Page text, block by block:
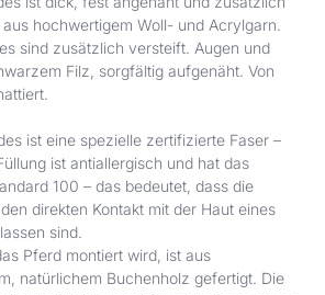
hochwertigem Woll- und Acrylgarn.
sind zusätzlich versteift. Augen und
Filz, sorgfältig aufgenäht. Von
ist eine spezielle zertifizierte Faser –
ist antiallergisch und hat das
100 – das bedeutet, dass die
direkten Kontakt mit der Haut eines
sind.
Pferd montiert wird, ist aus
natürlichem Buchenholz gefertigt. Die